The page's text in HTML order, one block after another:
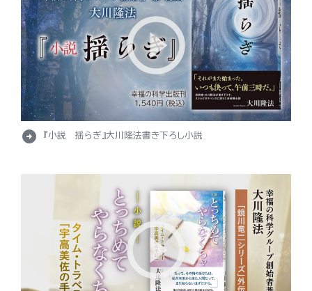
arrow_circle_right 『小説 揺らぎ』大川隆法書き下ろし小説